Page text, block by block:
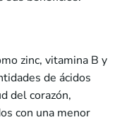
zinc, vitamina B y
de ácidos
del corazón,
con una menor